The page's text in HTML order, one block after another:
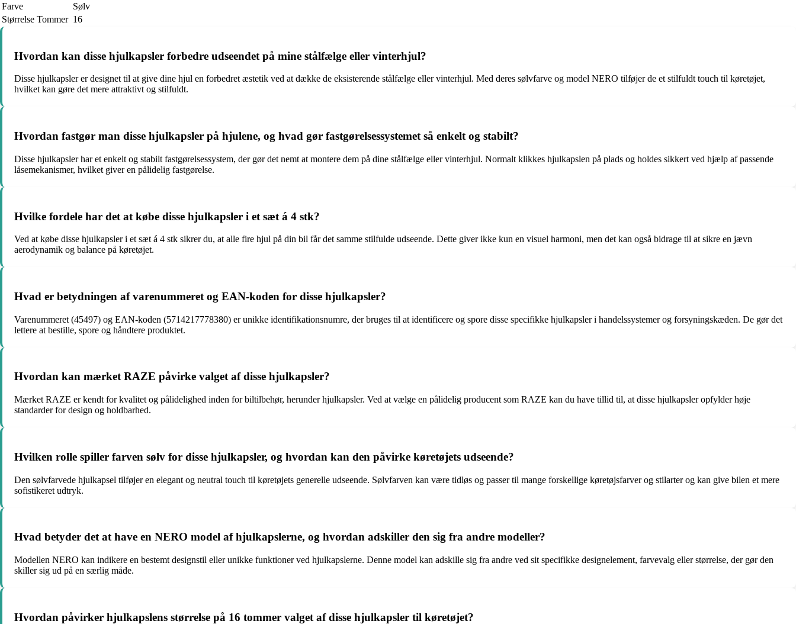
Farve
Sølv
Størrelse Tommer 16
Hvordan kan disse hjulkapsler forbedre udseendet på mine stålfælge eller vinterhjul?
Disse hjulkapsler er designet til at give dine hjul en forbedret æstetik ved at dække de eksisterende stålfælge eller vinterhjul. Med deres sølvfarve og model NERO tilføjer de et stilfuldt touch til køretøjet,
hvilket kan gøre det mere attraktivt og stilfuldt.
Hvordan fastgør man disse hjulkapsler på hjulene, og hvad gør fastgørelsessystemet så enkelt og stabilt?
Disse hjulkapsler har et enkelt og stabilt fastgørelsessystem, der gør det nemt at montere dem på dine stålfælge eller vinterhjul. Normalt klikkes hjulkapslen på plads og holdes sikkert ved hjælp af passende
låsemekanismer, hvilket giver en pålidelig fastgørelse.
Hvilke fordele har det at købe disse hjulkapsler i et sæt á 4 stk?
Ved at købe disse hjulkapsler i et sæt á 4 stk sikrer du, at alle fire hjul på din bil får det samme stilfulde udseende. Dette giver ikke kun en visuel harmoni, men det kan også bidrage til at sikre en jævn
aerodynamik og balance på køretøjet.
Hvad er betydningen af varenummeret og EAN-koden for disse hjulkapsler?
Varenummeret (45497) og EAN-koden (5714217778380) er unikke identifikationsnumre, der bruges til at identificere og spore disse specifikke hjulkapsler i handelssystemer og forsyningskæden. De gør det
lettere at bestille, spore og håndtere produktet.
Hvordan kan mærket RAZE påvirke valget af disse hjulkapsler?
Mærket RAZE er kendt for kvalitet og pålidelighed inden for biltilbehør, herunder hjulkapsler. Ved at vælge en pålidelig producent som RAZE kan du have tillid til, at disse hjulkapsler opfylder høje
standarder for design og holdbarhed.
Hvilken rolle spiller farven sølv for disse hjulkapsler, og hvordan kan den påvirke køretøjets udseende?
Den sølvfarvede hjulkapsel tilføjer en elegant og neutral touch til køretøjets generelle udseende. Sølvfarven kan være tidløs og passer til mange forskellige køretøjsfarver og stilarter og kan give bilen et mere
sofistikeret udtryk.
Hvad betyder det at have en NERO model af hjulkapslerne, og hvordan adskiller den sig fra andre modeller?
Modellen NERO kan indikere en bestemt designstil eller unikke funktioner ved hjulkapslerne. Denne model kan adskille sig fra andre ved sit specifikke designelement, farvevalg eller størrelse, der gør den
skiller sig ud på en særlig måde.
Hvordan påvirker hjulkapslens størrelse på 16 tommer valget af disse hjulkapsler til køretøjet?